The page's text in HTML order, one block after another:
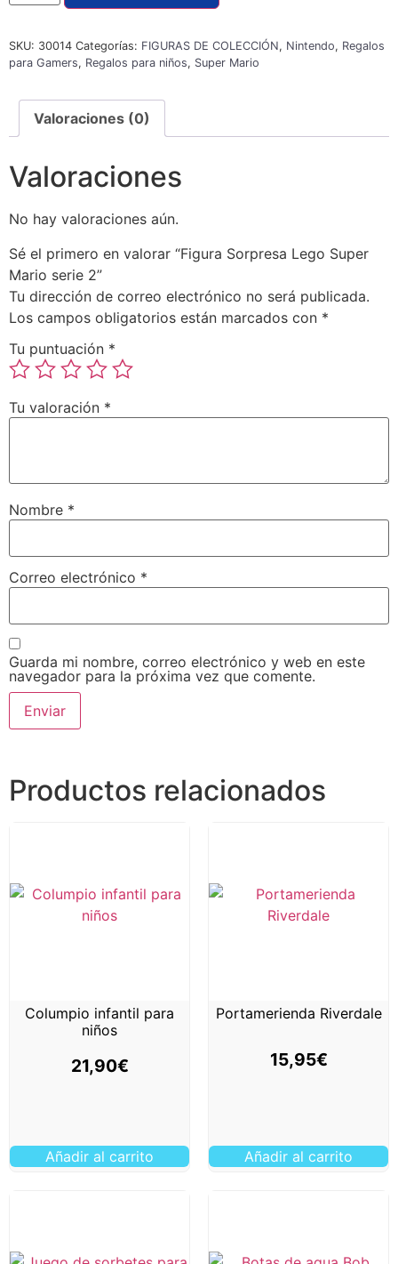
SKU: 30014 Categorías: FIGURAS DE COLECCIÓN, Nintendo, Regalos
para Gamers, Regalos para niños, Super Mario
Valoraciones (0)
Valoraciones
No hay valoraciones aún.
Sé el primero en valorar “Figura Sorpresa Lego Super
Mario serie 2”
Tu dirección de correo electrónico no será publicada.
Los campos obligatorios están marcados con *
Tu puntuación *
Tu valoración *
Nombre *
Correo electrónico *
Guarda mi nombre, correo electrónico y web en este
navegador para la próxima vez que comente.
Productos relacionados
Columpio infantil para
niños
21,90€
Añadir al carrito
Portamerienda Riverdale
15,95€
Añadir al carrito